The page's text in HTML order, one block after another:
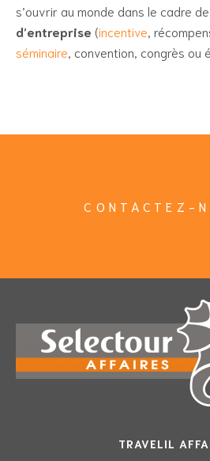
s’ouvrir au monde dans le cadre de
d’entreprise (incentive ,
séminaire , convention, congrès ou
CONTACTEZ-
TRAVELIL